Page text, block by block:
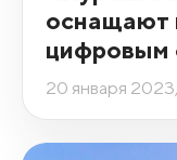
оснащают
цифровым
20 января